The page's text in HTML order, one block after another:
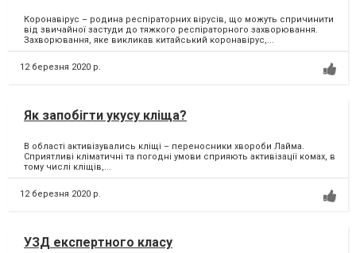
Коронавірус – родина респіраторних вірусів, що можуть спричинити
від звичайної застуди до тяжкого респіраторного захворювання.
Захворювання, яке викликав китайський коронавірус,...
12 березня 2020 р.
Як запобігти укусу кліща?
В області активізувались кліщі – переносники хвороби Лайма.
Сприятливі кліматичні та погодні умови сприяють активізації комах, в
тому числі кліщів,...
12 березня 2020 р.
УЗД експертного класу